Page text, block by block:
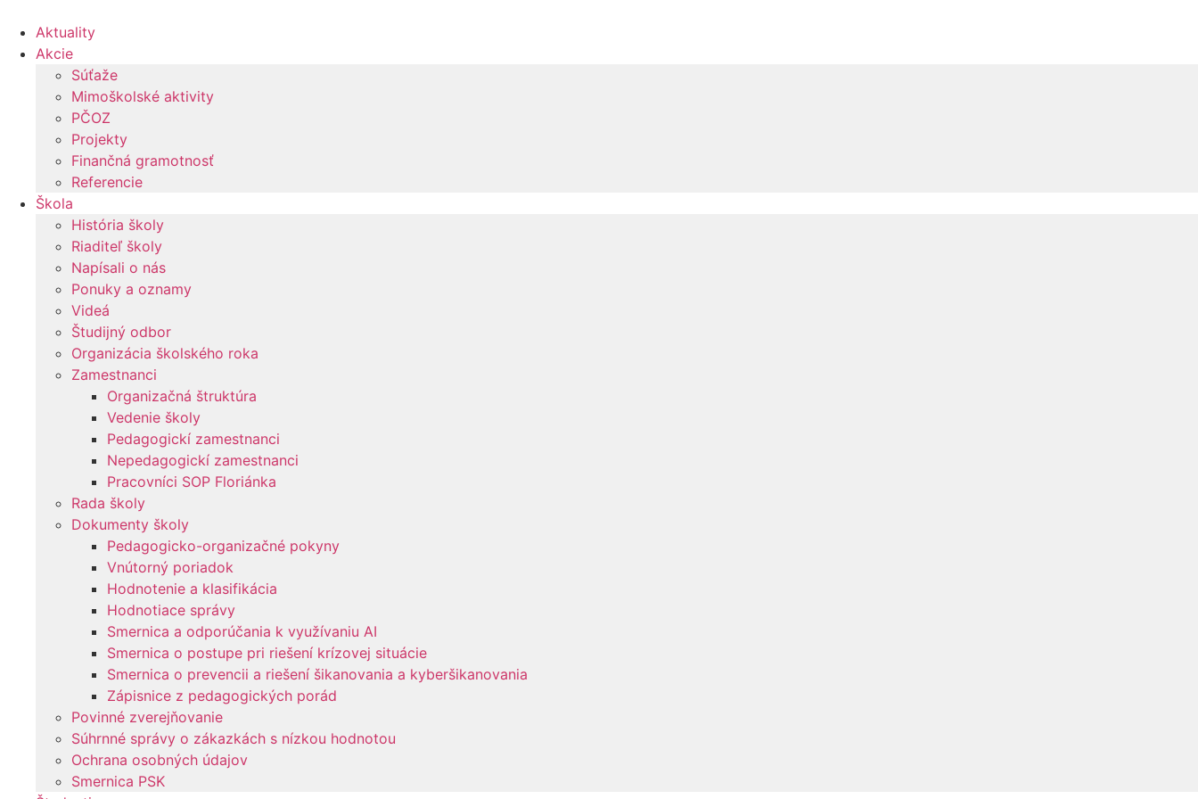
obsah
Aktuality
Akcie
Súťaže
Mimoškolské aktivity
PČOZ
Projekty
Finančná gramotnosť
Referencie
Škola
História školy
Riaditeľ školy
Napísali o nás
Ponuky a oznamy
Videá
Študijný odbor
Organizácia školského roka
Zamestnanci
Organizačná štruktúra
Vedenie školy
Pedagogickí zamestnanci
Nepedagogickí zamestnanci
Pracovníci SOP Floriánka
Rada školy
Dokumenty školy
Pedagogicko-organizačné pokyny
Vnútorný poriadok
Hodnotenie a klasifikácia
Hodnotiace správy
Smernica a odporúčania k využívaniu AI
Smernica o postupe pri riešení krízovej situácie
Smernica o prevencii a riešení šikanovania a kyberšikanovania
Zápisnice z pedagogických porád
Povinné zverejňovanie
Súhrnné správy o zákazkách s nízkou hodnotou
Ochrana osobných údajov
Smernica PSK